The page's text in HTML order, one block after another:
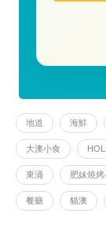
地道 海鮮
大澳小食
東涌 肥妹燒烤
餐廳 貓澳